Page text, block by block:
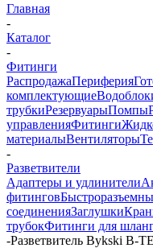
Главная
-
Каталог
-
Фитинги
РаспродажаПериферия
комплектующие
трубкиРезервуарыПомпы
управленияФитинги
материалыВентиляторы
-
Разветвители
Адаптеры и удлинители
фитингов
соединенияЗаглушки
трубокФитинги для
-Разветвитель Bykski B-